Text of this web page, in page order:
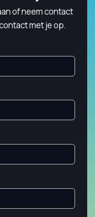
of neem contact
met je op.